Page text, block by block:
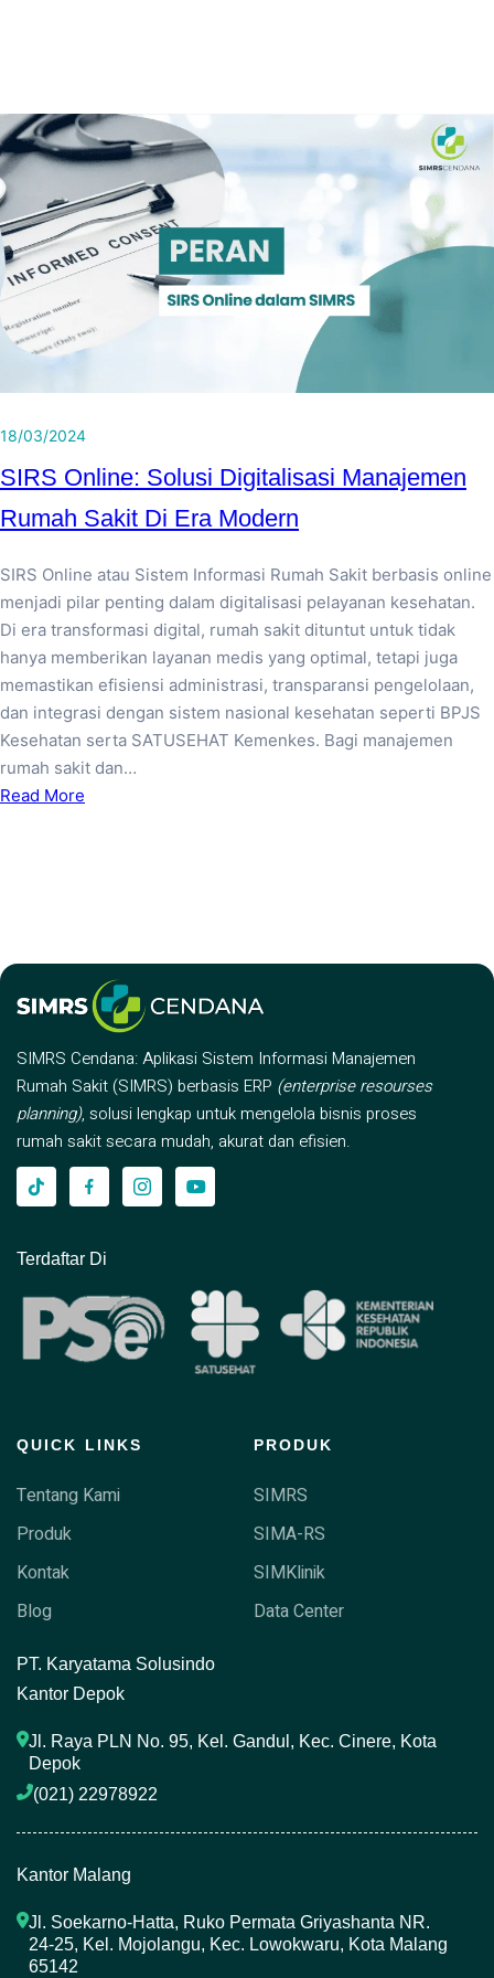
18/03/2024
SIRS Online: Solusi Digitalisasi Manajemen
Rumah Sakit Di Era Modern
SIRS Online atau Sistem Informasi Rumah Sakit berbasis online
menjadi pilar penting dalam digitalisasi pelayanan kesehatan.
Di era transformasi digital, rumah sakit dituntut untuk tidak
hanya memberikan layanan medis yang optimal, tetapi juga
memastikan efisiensi administrasi, transparansi pengelolaan,
dan integrasi dengan sistem nasional kesehatan seperti BPJS
Kesehatan serta SATUSEHAT Kemenkes. Bagi manajemen
rumah sakit dan…
Read More
SIMRS Cendana: Aplikasi Sistem Informasi Manajemen
Rumah Sakit (SIMRS) berbasis ERP (enterprise resourses
planning), solusi lengkap untuk mengelola bisnis proses
rumah sakit secara mudah, akurat dan efisien.
Terdaftar Di
QUICK LINKS
Tentang Kami
Produk
Kontak
Blog
PRODUK
SIMRS
SIMA-RS
SIMKlinik
Data Center
PT. Karyatama Solusindo
Kantor Depok
Jl. Raya PLN No. 95, Kel. Gandul, Kec. Cinere, Kota
Depok
(021) 22978922
Kantor Malang
Jl. Soekarno-Hatta, Ruko Permata Griyashanta NR.
24-25, Kel. Mojolangu, Kec. Lowokwaru, Kota Malang
65142